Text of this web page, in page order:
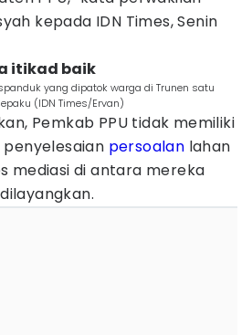
kepada IDN Times, Senin
itikad baik
yang dipatok warga di Trunen satu
(IDN Times/Ervan)
Pemkab PPU tidak memiliki
persoalan lahan
mediasi di antara mereka